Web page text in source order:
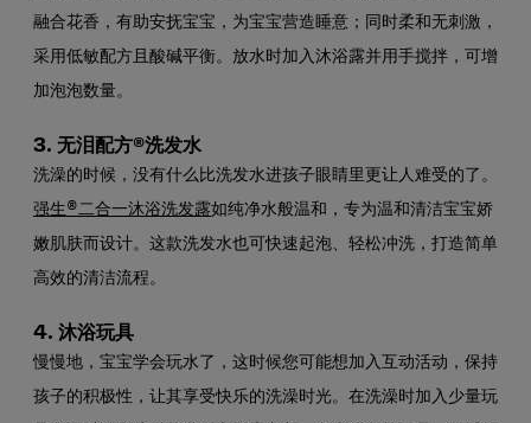
融合花香，有助安抚宝宝，为宝宝营造睡意；同时柔和无刺激，
采用低敏配方且酸碱平衡。放水时加入沐浴露并用手搅拌，可增
加泡泡数量。
3. 无泪配方®洗发水
洗澡的时候，没有什么比洗发水进孩子眼睛里更让人难受的了。
强生®二合一沐浴洗发露如纯净水般温和，专为温和清洁宝宝娇
嫩肌肤而设计。这款洗发水也可快速起泡、轻松冲洗，打造简单
高效的清洁流程。
4. 沐浴玩具
慢慢地，宝宝学会玩水了，这时候您可能想加入互动活动，保持
孩子的积极性，让其享受快乐的洗澡时光。在洗澡时加入少量玩